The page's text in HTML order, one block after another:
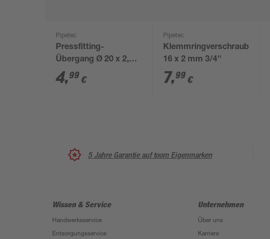
Pipetec
Pressfitting-
Übergang Ø 20 x 2,0
mm 1/2" AG
4,99 €
Pipetec
Klemmringverschraubung
16 x 2 mm 3/4''
7,99 €
5 Jahre Garantie auf toom Eigenmarken
Wissen & Service
Handwerksservice
Entsorgungsservice
Unternehmen
Über uns
Karriere